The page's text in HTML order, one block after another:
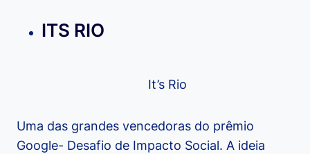
ITS RIO
It’s Rio
Uma das grandes vencedoras do prêmio
Google- Desafio de Impacto Social. A ideia